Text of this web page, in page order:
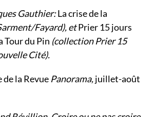
Gauthier:La crise de la
Fayard), etPrier 15 jours
Tour du Pin (collection Prier 15
Cité).
la Revue Panorama,juillet-août